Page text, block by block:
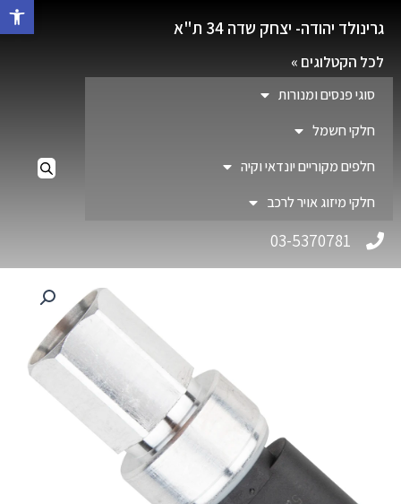
פתח
גרינולד יהודה- יצחק שדה 34 ת"א
לכל הקטלוגים »
סוגי פנסים ומנורות
חלקי חשמל
חלפים מקוריים יונדאי וקיה
חלקי מיזוג אויר לרכב
03-5370781